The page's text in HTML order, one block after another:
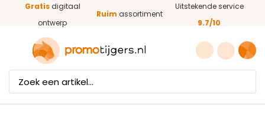
Ga naar de hoofdinhoud
Gratisdigitaal
ontwerp
Ruim assortiment
Uitstekende service
9.7/10